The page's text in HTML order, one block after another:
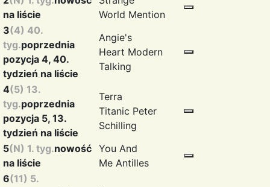
na liście
World Mention
3(4) 40.
tyg.poprzednia
pozycja 4, 40.
tydzień na liście
Angie's
Heart Modern
Talking
4(5) 13.
tyg.poprzednia
pozycja 5, 13.
tydzień na liście
Terra
Titanic Peter
Schilling
5(N) 1. tyg.nowość
na liście
You And
Me Antilles
6(11) 5.